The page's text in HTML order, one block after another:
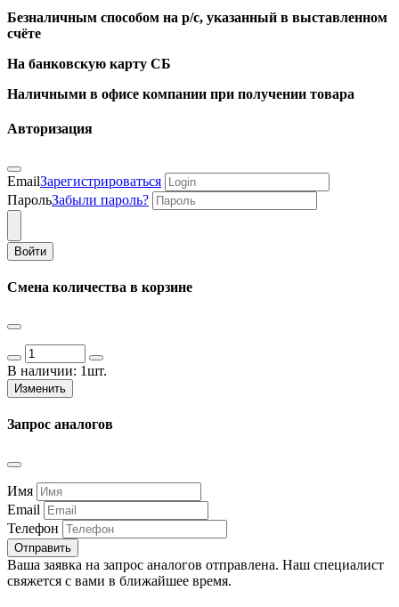
Безналичным способом на р/с, указанный в выставленном
счёте
На банковскую карту СБ
Наличными в офисе компании при получении товара
Авторизация
EmailЗарегистрироваться
ПарольЗабыли пароль?
Войти
Смена количества в корзине
В наличии: 1шт.
Изменить
Запрос аналогов
Имя
Email
Телефон
Отправить
Ваша заявка на запрос аналогов отправлена. Наш специалист
свяжется с вами в ближайшее время.